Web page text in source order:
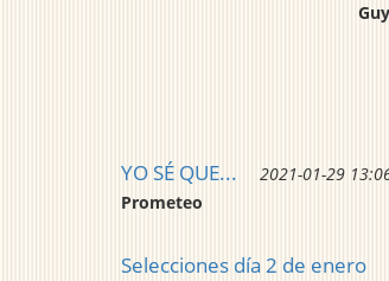
YO SÉ QUE...
2021-01-29
Prometeo
Selecciones día 2 de enero